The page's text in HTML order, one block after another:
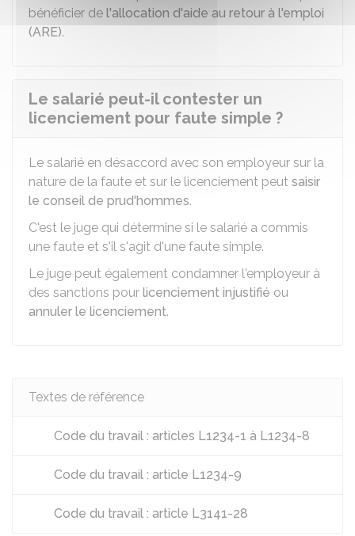
bénéficier de l'allocation d'aide au retour à l'emploi
(ARE).
Le salarié peut-il contester un
licenciement pour faute simple ?
Le salarié en désaccord avec son employeur sur la
nature de la faute et sur le licenciement peut saisir
le conseil de prud'hommes.
C'est le juge qui détermine si le salarié a commis
une faute et s'il s'agit d'une faute simple.
Le juge peut également condamner l'employeur à
des sanctions pour licenciement injustifié ou
annuler le licenciement.
Textes de référence
Code du travail : articles L1234-1 à L1234-8
Code du travail : article L1234-9
Code du travail : article L3141-28